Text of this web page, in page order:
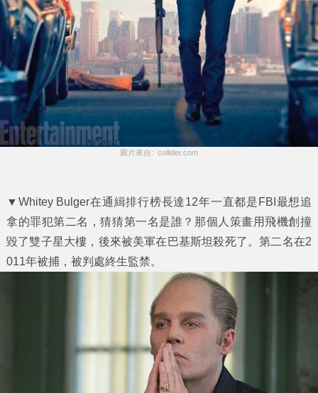
圖片來自:  collider.com
▼Whitey Bulger在通緝排行榜長達12年一直都是FBI最想追
拿的罪犯第二名，猜猜第一名是誰？那個人策畫用飛機創撞
毀了雙子星大樓，後來被美軍在巴基斯坦殺死了。第二名在2
011年被捕，被判處終生監禁。